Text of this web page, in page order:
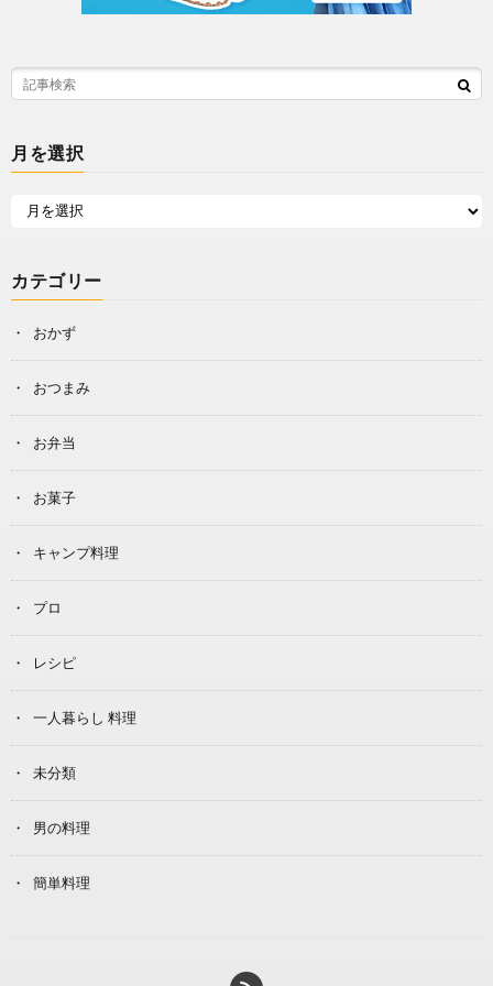
月を選択
カテゴリー
おかず
おつまみ
お弁当
お菓子
キャンプ料理
プロ
レシピ
一人暮らし 料理
未分類
男の料理
簡単料理